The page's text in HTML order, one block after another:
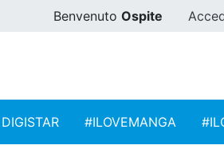
Benvenuto Ospite
DIGISTAR #ILOVEMANGA